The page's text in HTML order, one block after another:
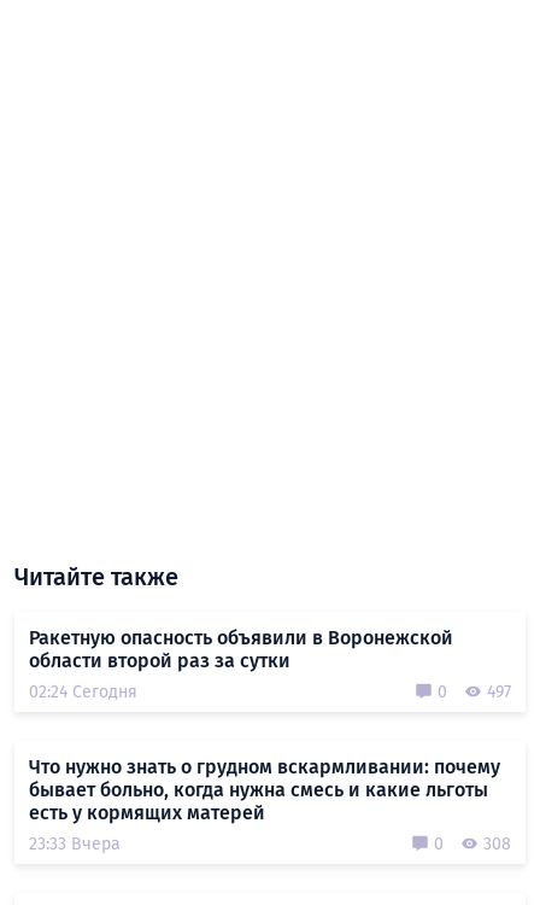
Читайте также
Ракетную опасность объявили в Воронежской
области второй раз за сутки
02:24 Сегодня 0 497
Что нужно знать о грудном вскармливании: почему
бывает больно, когда нужна смесь и какие льготы
есть у кормящих матерей
23:33 Вчера 0 308